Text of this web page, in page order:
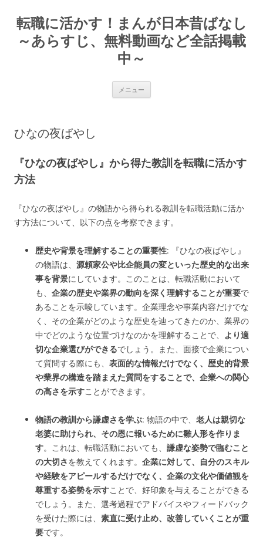
転職に活かす！まんが日本昔ばなし
～あらすじ、無料動画など全話掲載
中～
メニュー
プ
ひなの夜ばやし
『ひなの夜ばやし』から得た教訓を転職に活かす
方法
『ひなの夜ばやし』の物語から得られる教訓を転職活動に活か
す方法について、以下の点を考察できます。
歴史や背景を理解することの重要性: 『ひなの夜ばやし』
の物語は、 源頼家公や比企能員の変といった歴史的な出来
事を背景にしています。このことは、転職活動において
も、 企業の歴史や業界の動向を深く理解することが重要で
あることを示唆しています。企業理念や事業内容だけでな
く、その企業がどのような歴史を辿ってきたのか、業界の
中でどのような位置づけなのかを理解することで、 より適
切な企業選びができるでしょう。また、面接で企業につい
て質問する際にも、 表面的な情報だけでなく、歴史的背景
や業界の構造を踏まえた質問をすることで、企業への関心
の高さを示すことができます。
物語の教訓から謙虚さを学ぶ: 物語の中で、 老人は親切な
老婆に助けられ、その恩に報いるために雛人形を作りま
す。これは、転職活動においても、 謙虚な姿勢で臨むこと
の大切さを教えてくれます。 企業に対して、自分のスキル
や経験をアピールするだけでなく、企業の文化や価値観を
尊重する姿勢を示すことで、好印象を与えることができる
でしょう。また、選考過程でアドバイスやフィードバック
を受けた際には、 素直に受け止め、改善していくことが重
要です。